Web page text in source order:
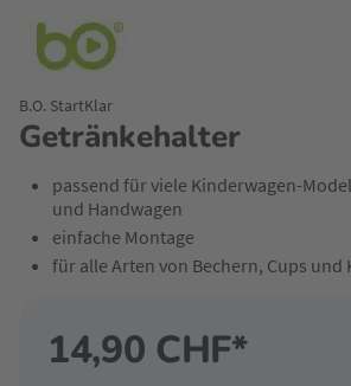
Getränkehalter
B.O. StartKlar
passend für viele Kinderwagen-
und Handwagen
einfache Montage
für alle Arten von Bechern, Cups und
14,90 CHF*